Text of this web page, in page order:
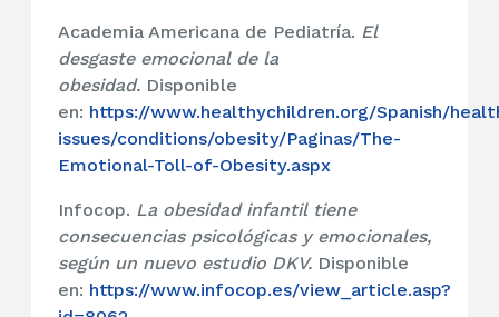
Academia Americana de Pediatría. El
desgaste emocional de la
obesidad. Disponible
en: https://www.healthychildren.org/Spanish/
issues/conditions/obesity/Paginas/The-
Emotional-Toll-of-Obesity.aspx
Infocop. La obesidad infantil tiene
consecuencias psicológicas y emocionales,
según un nuevo estudio DKV. Disponible
en: https://www.infocop.es/view_article.asp?